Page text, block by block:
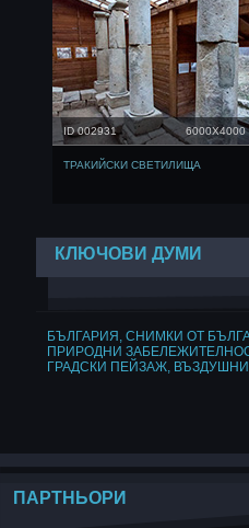
ID 002931 6000X4000
ТРАКИЙСКИ СВЕТИЛИЩА
КЛЮЧОВИ ДУМИ
БЪЛГАРИЯ , СНИМКИ ОТ
ПРИРОДНИ
ГРАДСКИ ПЕЙЗАЖ,
ПАРТНЬОРИ